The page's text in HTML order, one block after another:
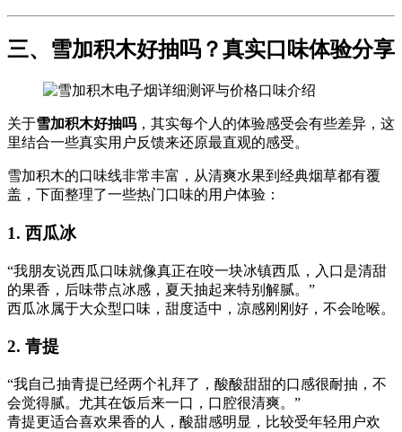
三、雪加积木好抽吗？真实口味体验分享
关于雪加积木好抽吗 ，其实每个人的体验感受会有些差异，这
里结合一些真实用户反馈来还原最直观的感受。
雪加积木的口味线非常丰富，从清爽水果到经典烟草都有覆
盖，下面整理了一些热门口味的用户体验：
1. 西瓜冰
“我朋友说西瓜口味就像真正在咬一块冰镇西瓜，入口是清甜
的果香，后味带点冰感，夏天抽起来特别解腻。”
西瓜冰属于大众型口味，甜度适中，凉感刚刚好，不会呛喉。
2. 青提
“我自己抽青提已经两个礼拜了，酸酸甜甜的口感很耐抽，不
会觉得腻。尤其在饭后来一口，口腔很清爽。”
青提更适合喜欢果香的人，酸甜感明显，比较受年轻用户欢